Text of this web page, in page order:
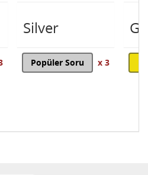
Silver
Popüler Soru x 3